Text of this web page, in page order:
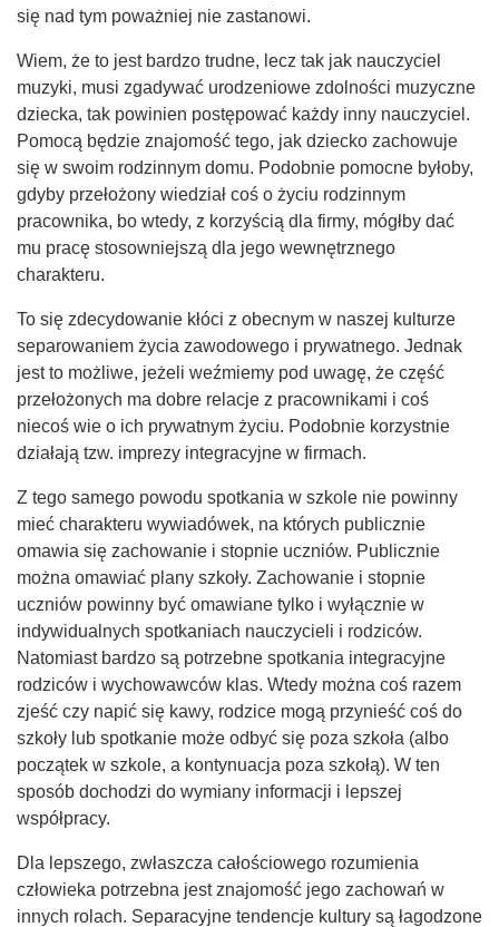
się nad tym poważniej nie zastanowi.
Wiem, że to jest bardzo trudne, lecz tak jak nauczyciel
muzyki, musi zgadywać urodzeniowe zdolności muzyczne
dziecka, tak powinien postępować każdy inny nauczyciel.
Pomocą będzie znajomość tego, jak dziecko zachowuje
się w swoim rodzinnym domu. Podobnie pomocne byłoby,
gdyby przełożony wiedział coś o życiu rodzinnym
pracownika, bo wtedy, z korzyścią dla firmy, mógłby dać
mu pracę stosowniejszą dla jego wewnętrznego
charakteru.
To się zdecydowanie kłóci z obecnym w naszej kulturze
separowaniem życia zawodowego i prywatnego. Jednak
jest to możliwe, jeżeli weźmiemy pod uwagę, że część
przełożonych ma dobre relacje z pracownikami i coś
niecoś wie o ich prywatnym życiu. Podobnie korzystnie
działają tzw. imprezy integracyjne w firmach.
Z tego samego powodu spotkania w szkole nie powinny
mieć charakteru wywiadówek, na których publicznie
omawia się zachowanie i stopnie uczniów. Publicznie
można omawiać plany szkoły. Zachowanie i stopnie
uczniów powinny być omawiane tylko i wyłącznie w
indywidualnych spotkaniach nauczycieli i rodziców.
Natomiast bardzo są potrzebne spotkania integracyjne
rodziców i wychowawców klas. Wtedy można coś razem
zjeść czy napić się kawy, rodzice mogą przynieść coś do
szkoły lub spotkanie może odbyć się poza szkoła (albo
początek w szkole, a kontynuacja poza szkołą). W ten
sposób dochodzi do wymiany informacji i lepszej
współpracy.
Dla lepszego, zwłaszcza całościowego rozumienia
człowieka potrzebna jest znajomość jego zachowań w
innych rolach. Separacyjne tendencje kultury są łagodzone